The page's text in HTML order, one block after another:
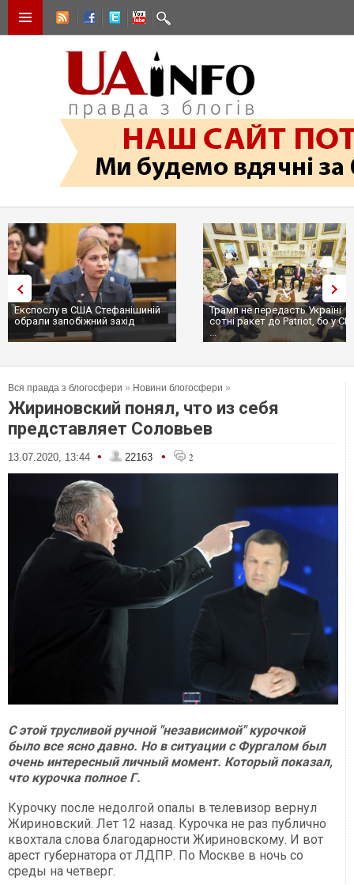
Експослу в США Стефанішиній
обрали запобіжний захід
Трамп не передасть Україні
сотні ракет до Patriot, бо у
...
Вся правда з блогосфери » Новини блогосфери »
Жириновский понял, что из себя
представляет Соловьев
13.07.2020, 13:44 • 22163 • 2
С этой трусливой ручной "независимой" курочкой
было все ясно давно. Но в ситуации с Фургалом был
очень интересный личный момент. Который показал,
что курочка полное Г.
Курочку после недолгой опалы в телевизор вернул
Жириновский. Лет 12 назад. Курочка не раз публично
квохтала слова благодарности Жириновскому. И вот
арест губернатора от ЛДПР. По Москве в ночь со
среды на четверг.